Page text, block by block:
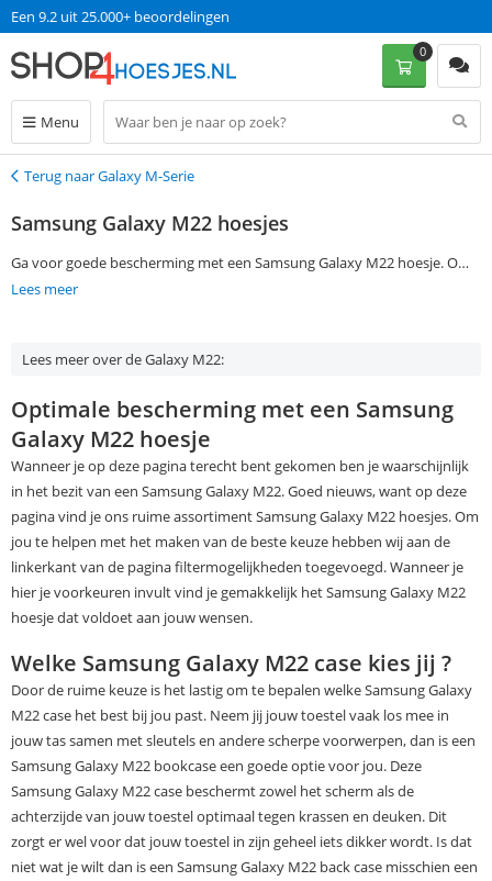
Een 9.2 uit 25.000+ beoordelingen
Menu
0
Terug
Terug naar Galaxy M-Serie
Samsung Galaxy M22 hoesjes
Ga voor goede bescherming met een Samsung Galaxy M22 hoesje. Om
gemakkelijk een Samsung Galaxy M22 cover te vinden die jij zoekt, geef
Samsung Galaxy M22 case de volgende dag al in huis, zonder dat je
Lees meer
Lees meer over de Galaxy M22:
Optimale bescherming met een Samsung
Galaxy M22 hoesje
Wanneer je op deze pagina terecht bent gekomen ben je waarschijnlijk
in het bezit van een Samsung Galaxy M22. Goed nieuws, want op deze
pagina vind je ons ruime assortiment Samsung Galaxy M22 hoesjes. Om
jou te helpen met het maken van de beste keuze hebben wij aan de
linkerkant van de pagina filtermogelijkheden toegevoegd. Wanneer je
hier je voorkeuren invult vind je gemakkelijk het Samsung Galaxy M22
hoesje dat voldoet aan jouw wensen.
Welke Samsung Galaxy M22 case kies jij ?
Door de ruime keuze is het lastig om te bepalen welke Samsung Galaxy
M22 case het best bij jou past. Neem jij jouw toestel vaak los mee in
jouw tas samen met sleutels en andere scherpe voorwerpen, dan is een
Samsung Galaxy M22 bookcase een goede optie voor jou. Deze
Samsung Galaxy M22 case beschermt zowel het scherm als de
achterzijde van jouw toestel optimaal tegen krassen en deuken. Dit
zorgt er wel voor dat jouw toestel in zijn geheel iets dikker wordt. Is dat
niet wat je wilt dan is een Samsung Galaxy M22 back case misschien een